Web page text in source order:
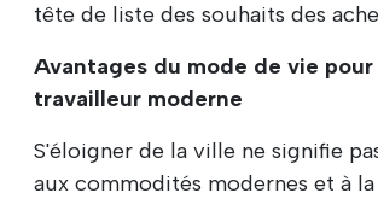
tête de liste des souhaits des
Avantages du mode de vie pour
travailleur moderne
S'éloigner de la ville ne signifie
aux commodités modernes et à la